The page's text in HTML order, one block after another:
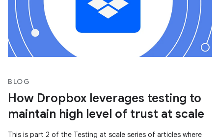
BLOG
How Dropbox leverages testing to
maintain high level of trust at scale
This is part 2 of the Testing at scale series of articles where